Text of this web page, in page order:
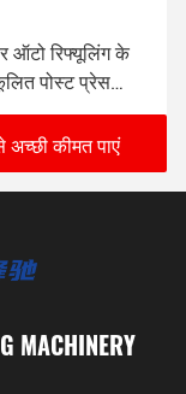
ऑटो रिफ्यूलिंग के
पोस्ट प्रेस
कीमत पाएं
MACHINERY